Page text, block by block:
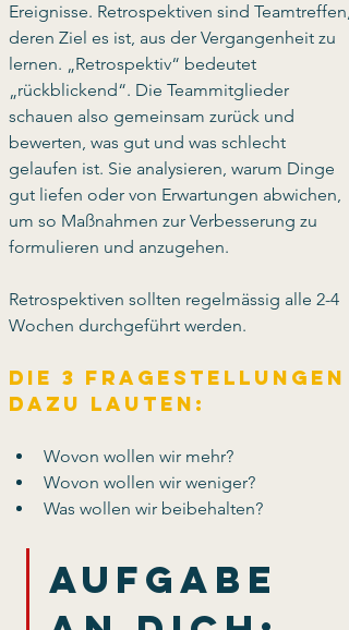
Ereignisse. Retrospektiven sind Teamtreffen,
deren Ziel es ist, aus der Vergangenheit zu
lernen. „Retrospektiv“ bedeutet
„rückblickend“. Die Teammitglieder
schauen also gemeinsam zurück und
bewerten, was gut und was schlecht
gelaufen ist. Sie analysieren, warum Dinge
gut liefen oder von Erwartungen abwichen,
um so Maßnahmen zur Verbesserung zu
formulieren und anzugehen.
Retrospektiven sollten regelmässig alle 2-4
Wochen durchgeführt werden.
Die 3 Fragestellungen
dazu lauten:
Wovon wollen wir mehr?
Wovon wollen wir weniger?
Was wollen wir beibehalten?
Aufgabe